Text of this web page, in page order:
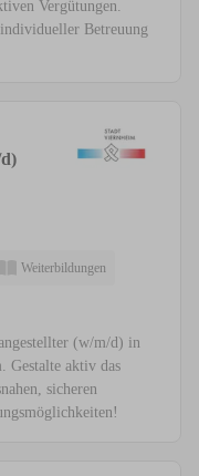
Vergütungen.
Betreuung
Weiterbildungen
(w/m/d) in
Gestalte aktiv das
sicheren